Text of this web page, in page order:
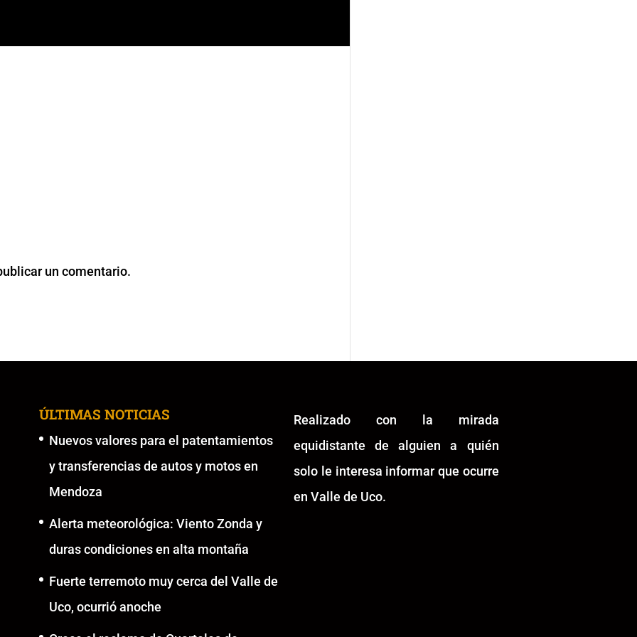
un comentario.
ÚLTIMAS NOTICIAS
Nuevos valores para el patentamientos
y transferencias de autos y motos en
Mendoza
Alerta meteorológica: Viento Zonda y
duras condiciones en alta montaña
Fuerte terremoto muy cerca del Valle de
Uco, ocurrió anoche
Realizado con la mirada
equidistante de alguien a quién
solo le interesa informar que ocurre
en Valle de Uco.